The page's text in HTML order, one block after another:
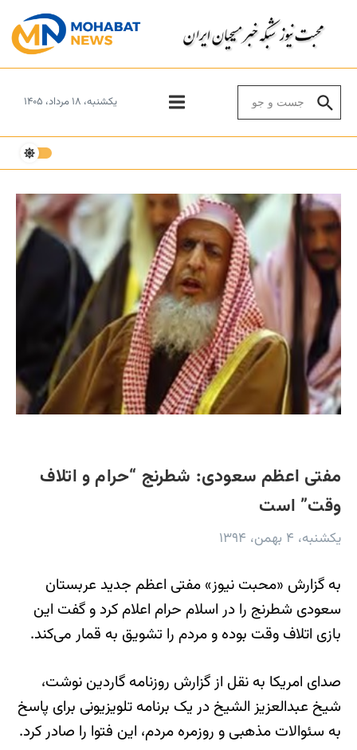
یکشنبه، ۱۸ مرداد، ۱۴۰۵
مفتی اعظم سعودی: شطرنج “حرام و اتلاف
وقت” است
یکشنبه، ۴ بهمن، ۱۳۹۴
به گزارش «محبت نیوز» مفتی اعظم جدید عربستان
سعودی شطرنج را در اسلام حرام اعلام کرد و گفت این
بازی اتلاف وقت بوده و مردم را تشویق به قمار می‌کند.
صدای امریکا به نقل از گزارش روزنامه گاردین نوشت،
شیخ عبدالعزیز الشیخ در یک برنامه تلویزیونی برای پاسخ
به سئوالات مذهبی و روزمره مردم، این فتوا را صادر کرد.